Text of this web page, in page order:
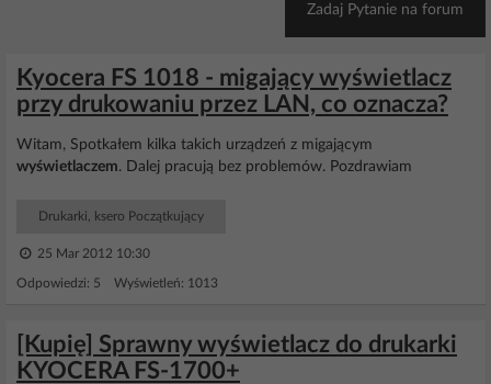
Zadaj Pytanie na forum
Kyocera FS 1018 - migający wyświetlacz
przy drukowaniu przez LAN, co oznacza?
Witam, Spotkałem kilka takich urządzeń z migającym
wyświetlaczem. Dalej pracują bez problemów. Pozdrawiam
Drukarki, ksero Początkujący
25 Mar 2012 10:30
Odpowiedzi: 5 Wyświetleń: 1013
[Kupię] Sprawny wyświetlacz do drukarki
KYOCERA FS-1700+